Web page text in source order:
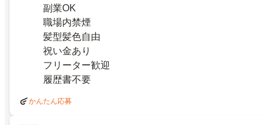
副業OK
職場内禁煙
髪型髪色自由
祝い金あり
フリーター歓迎
履歴書不要
かんたん応募